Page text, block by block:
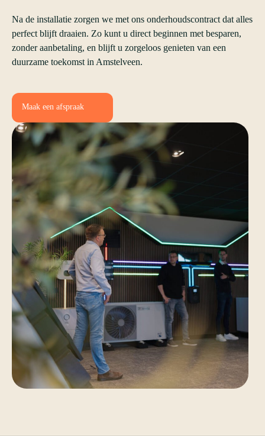
Na de installatie zorgen we met ons onderhoudscontract dat alles
perfect blijft draaien. Zo kunt u direct beginnen met besparen,
zonder aanbetaling, en blijft u zorgeloos genieten van een
duurzame toekomst in Amstelveen.
Maak een afspraak